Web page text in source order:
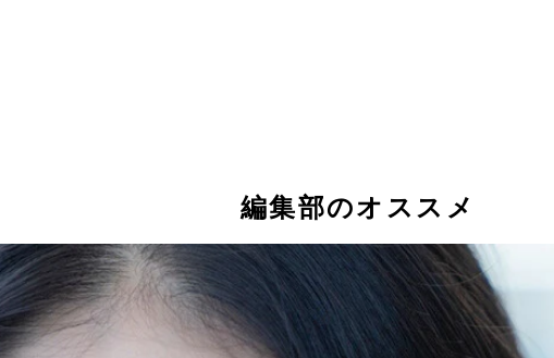
編集部のオススメ